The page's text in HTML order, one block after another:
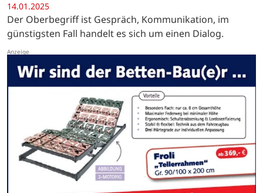
14.01.2025
Der Oberbegriff ist Gespräch, Kommunikation, im
günstigsten Fall handelt es sich um einen Dialog.